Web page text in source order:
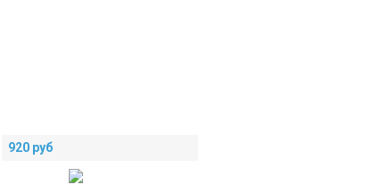
920 руб